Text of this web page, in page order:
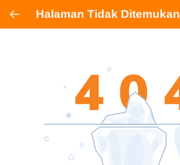
Halaman Tidak Ditemukan